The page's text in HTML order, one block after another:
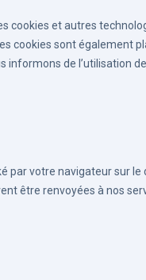
cookies et autres
cookies sont également
informons de l’utilisation
par votre navigateur sur le
être renvoyées à nos